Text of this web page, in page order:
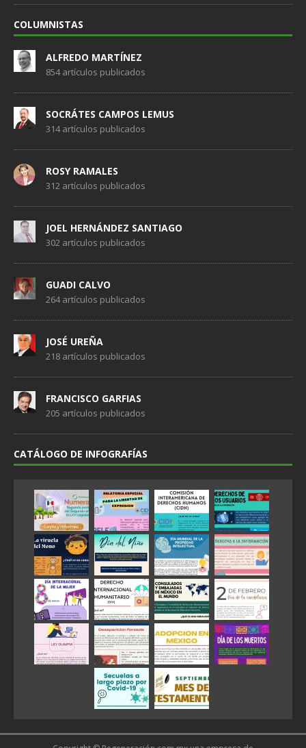
COLUMNISTAS
ALFREDO MARTÍNEZ
854 artículos publicados
SOCRÁTES CAMPOS LEMUS
314 artículos publicados
ROSY RAMALES
312 artículos publicados
JOEL HERNÁNDEZ SANTIAGO
302 artículos publicados
GUADI CALVO
264 artículos publicados
JOSÉ UREÑA
218 artículos publicados
FRANCISCO GARFIAS
205 artículos publicados
CATÁLOGO DE INFOGRAFÍAS